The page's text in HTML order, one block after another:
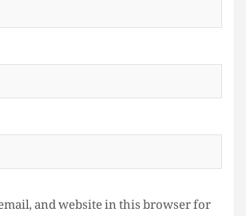
and website in this browser for